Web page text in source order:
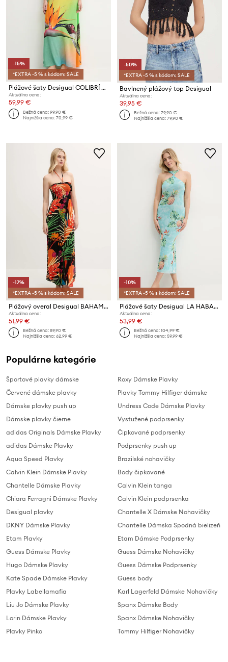
-15%
*EXTRA -5 % s kódom: SALE
Plážové šaty Desigual COLIBRÍ DRESS
Aktuálna cena:
59,99 €
Bežná cena:99,90 €
Najnižšia cena:70,99 €
-50%
*EXTRA -5 % s kódom: SALE
Bavlnený plážový top Desigual
Aktuálna cena:
39,95 €
Bežná cena:79,90 €
Najnižšia cena:79,90 €
-17%
*EXTRA -5 % s kódom: SALE
Plážový overal Desigual BAHAMAS JAMPSUIT
Aktuálna cena:
51,99 €
Bežná cena:89,90 €
Najnižšia cena:62,99 €
-10%
*EXTRA -5 % s kódom: SALE
Plážové šaty Desigual LA HABANA D
Aktuálna cena:
53,99 €
Bežná cena:104,99 €
Najnižšia cena:59,99 €
Populárne kategórie
Športové plavky dámske
Červené dámske plavky
Dámske plavky push up
Dámske plavky čierne
adidas Originals Dámske Plavky
adidas Dámske Plavky
Aqua Speed Plavky
Calvin Klein Dámske Plavky
Chantelle Dámske Plavky
Chiara Ferragni Dámske Plavky
Desigual plavky
DKNY Dámske Plavky
Etam Plavky
Guess Dámske Plavky
Hugo Dámske Plavky
Kate Spade Dámske Plavky
Plavky Labellamafia
Liu Jo Dámske Plavky
Lorin Dámske Plavky
Plavky Pinko
Roxy Dámske Plavky
Plavky Tommy Hilfiger dámske
Undress Code Dámske Plavky
Vystužené podprsenky
Čipkované podprsenky
Podprsenky push up
Brazilské nohavičky
Body čipkované
Calvin Klein tanga
Calvin Klein podprsenka
Chantelle X Dámske Nohavičky
Chantelle Dámska Spodná bielizeň
Etam Dámske Podprsenky
Guess Dámske Nohavičky
Guess Dámske Podprsenky
Guess body
Karl Lagerfeld Dámske Nohavičky
Spanx Dámske Body
Spanx Dámske Nohavičky
Tommy Hilfiger Nohavičky